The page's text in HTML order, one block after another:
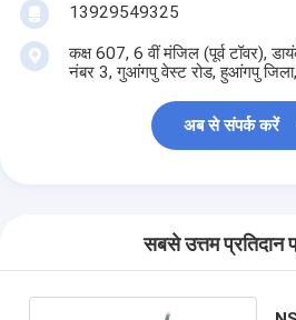
13929549325
कक्ष 607, 6 वीं मंजिल (पूर्व टॉवर),
नंबर 3, गुआंगपु वेस्ट रोड, हुआंगपु
अब से संपर्क करें
सबसे उत्तम प्रतिदान